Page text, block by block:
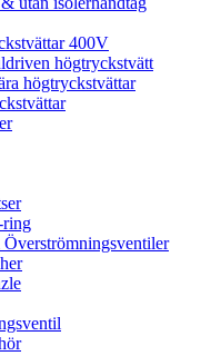
400V
högtryckstvätt
högtryckstvättar
ring
Överströmningsventiler